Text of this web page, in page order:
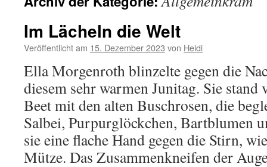
Im Lächeln die Welt
Veröffentlicht am 15. Dezember 2023 von Heidi
Ella Morgenroth blinzelte gegen die
diesem sehr warmen Junitag. Sie
Beet mit den alten Buschrosen, die
Salbei, Purpurglöckchen, Bartblumen
sie eine flache Hand gegen die Stirn,
Mütze. Das Zusammenkneifen der